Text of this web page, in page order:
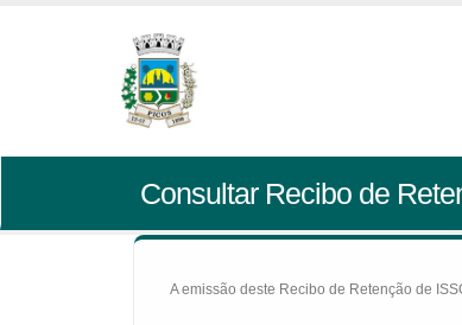
Consultar Recibo de
A emissão deste Recibo de Retenção de